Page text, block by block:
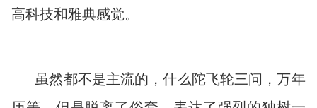
高科技和雅典感觉。
虽然都不是主流的，什么陀飞轮三问，万年